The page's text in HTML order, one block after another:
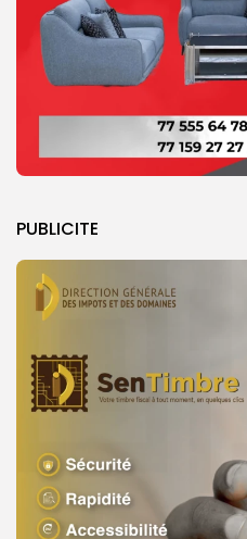
PUBLICITE